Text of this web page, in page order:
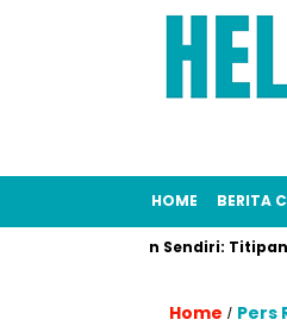
HOME BERITA
Saksikan Sendiri: Titipan
Home / Pers